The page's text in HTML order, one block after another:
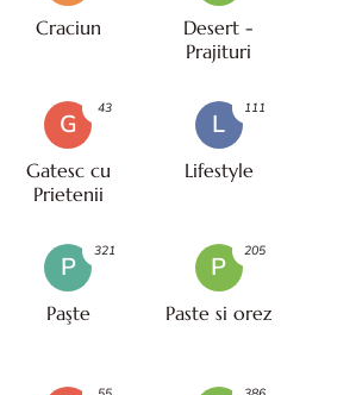
Craciun
Desert -
Prajituri
G
Gatesc cu
Prietenii
43
L
Lifestyle
111
P
Paşte
321
P
Paste si orez
205